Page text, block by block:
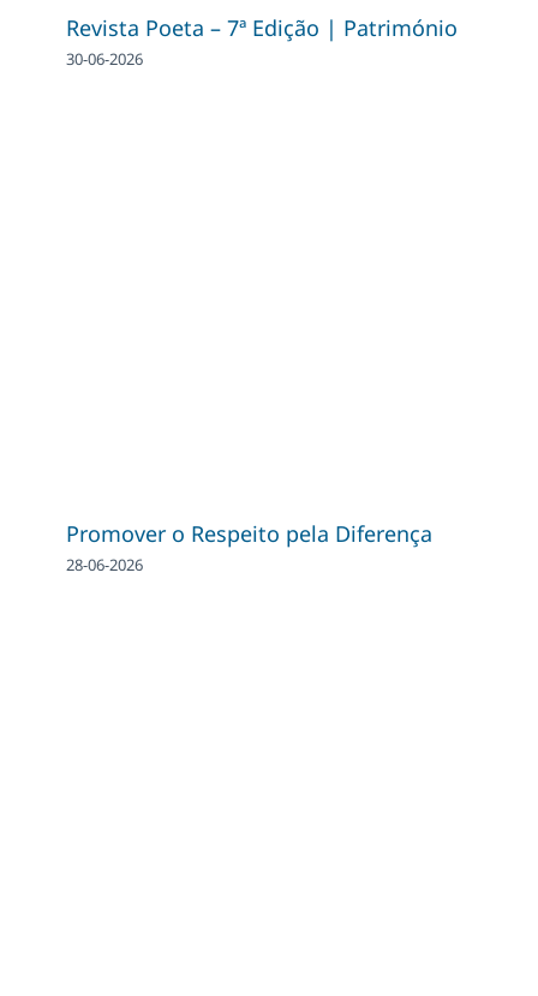
Revista Poeta – 7ª Edição | Património
30-06-2026
Promover o Respeito pela Diferença
28-06-2026